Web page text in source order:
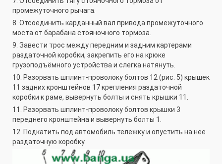
промежуточного рычага.
8. Отсоединить карданный вал привода промежуточного
моста от барабана стояночного тормоза.
9. Завести трос между передним и задним картерами
раздаточной коробки, закрепить его на крюке
грузоподъёмного устройства и слегка натянуть.
10. Разорвать шплинт-проволоку болтов 12 (рис. 5) крышек
11 задних кронштейнов 17 крепления раздаточной
коробки к раме, вывернуть болты и снять крышки 11.
11. Разорвать шплинт-проволоку болтов крышки 3
переднего кронштейна и вывернуть болты 1.
12. Подкатить под автомобиль тележку и опустить на нее
раздаточную коробку.